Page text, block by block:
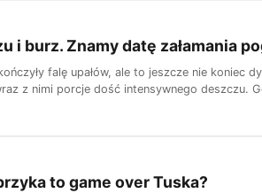
i burz. Znamy datę załamania
falę upałów, ale to jeszcze nie koniec
z nimi porcje dość intensywnego deszczu.
to game over Tuska?